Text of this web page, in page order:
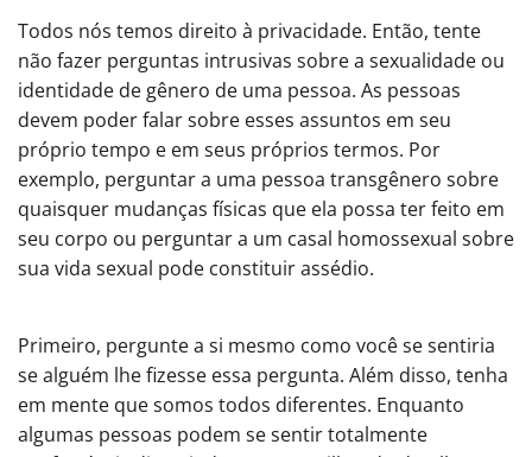
Todos nós temos direito à privacidade. Então, tente
não fazer perguntas intrusivas sobre a sexualidade ou
identidade de gênero de uma pessoa. As pessoas
devem poder falar sobre esses assuntos em seu
próprio tempo e em seus próprios termos. Por
exemplo, perguntar a uma pessoa transgênero sobre
quaisquer mudanças físicas que ela possa ter feito em
seu corpo ou perguntar a um casal homossexual sobre
sua vida sexual pode constituir assédio.
Primeiro, pergunte a si mesmo como você se sentiria
se alguém lhe fizesse essa pergunta. Além disso, tenha
em mente que somos todos diferentes. Enquanto
algumas pessoas podem se sentir totalmente